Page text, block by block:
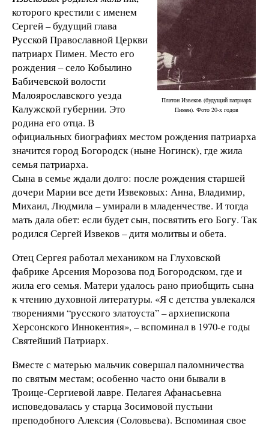
Платон Извеков (будущий патриарх
Пимен). Фото 20-х годов
которого крестили с именем
Сергей – будущий глава
Русской Православной Церкви
патриарх Пимен. Место его
рождения – село Кобылино
Бабичевской волости
Малоярославского уезда
Калужской губернии. Это
родина его отца. В
официальных биографиях местом рождения патриарха
значится город Богородск (ныне Ногинск), где жила
семья патриарха.
Сына в семье ждали долго: после рождения старшей
дочери Марии все дети Извековых: Анна, Владимир,
Михаил, Людмила – умирали в младенчестве. И тогда
мать дала обет: если будет сын, посвятить его Богу. Так
родился Сергей Извеков – дитя молитвы и обета.
Отец Сергея работал механиком на Глуховской
фабрике Арсения Морозова под Богородском, где и
жила его семья. Матери удалось рано приобщить сына
к чтению духовной литературы. «Я с детства увлекался
творениями “русского златоуста” – архиепископа
Херсонского Иннокентия», – вспоминал в 1970-е годы
Святейший Патриарх.
Вместе с матерью мальчик совершал паломничества
по святым местам; особенно часто они бывали в
Троице-Сергиевой лавре. Пелагея Афанасьевна
исповедовалась у старца Зосимовой пустыни
преподобного Алексия (Соловьева). Вспоминая свое